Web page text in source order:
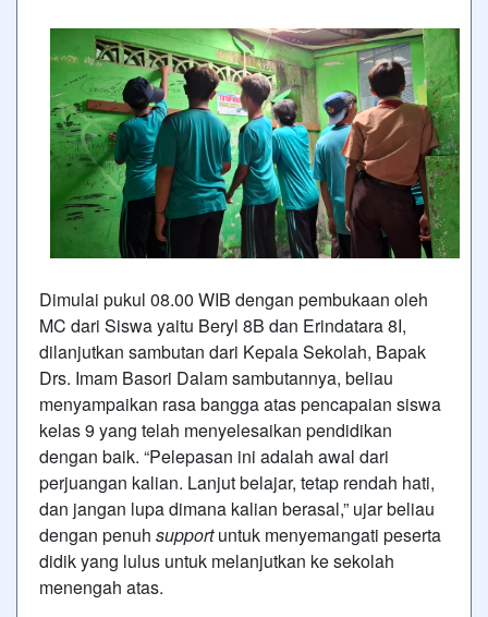
Dimulai pukul 08.00 WIB dengan pembukaan oleh
MC dari Siswa yaitu Beryl 8B dan Erindatara 8I,
dilanjutkan sambutan dari Kepala Sekolah, Bapak
Drs. Imam Basori Dalam sambutannya, beliau
menyampaikan rasa bangga atas pencapaian siswa
kelas 9 yang telah menyelesaikan pendidikan
dengan baik. “Pelepasan ini adalah awal dari
perjuangan kalian. Lanjut belajar, tetap rendah hati,
dan jangan lupa dimana kalian berasal,” ujar beliau
dengan penuh supportuntuk menyemangati peserta
didik yang lulus untuk melanjutkan ke sekolah
menengah atas.